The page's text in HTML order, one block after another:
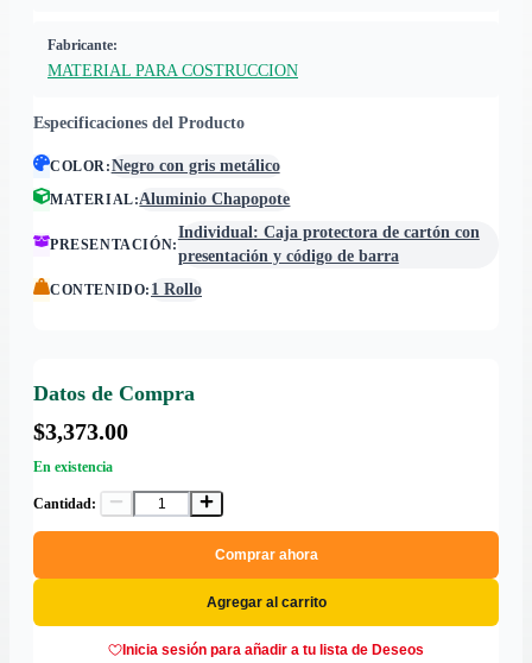
Fabricante:
MATERIAL PARA COSTRUCCION
Especificaciones del Producto
COLOR:Negro con gris metálico
MATERIAL:Aluminio Chapopote
PRESENTACIÓN:
Individual: Caja protectora de cartón con
presentación y código de barra
CONTENIDO: 1 Rollo
Datos de Compra
$3,373.00
En existencia
Cantidad:
Comprar ahora
Agregar al carrito
Inicia sesión para añadir a tu lista de Deseos